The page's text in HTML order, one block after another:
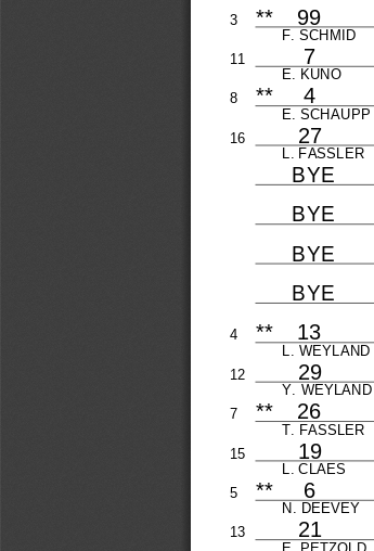
3 **
    99
F. SCHMID
11
        7
E. KUNO
8
**
     4
E. SCHAUPP
16
       2
7
L. FASSLER
      B
Y E
      B
Y E
      B
Y E
      B
Y E
4 **
    13
L. WEYLAND
12
       2
9
Y. WEYLAND
7
**
    26
T. FASSLER
15
       1
9
L. CLAES
5
**
     6
N. DEEVEY
13
       2
1
E. PETZOLD